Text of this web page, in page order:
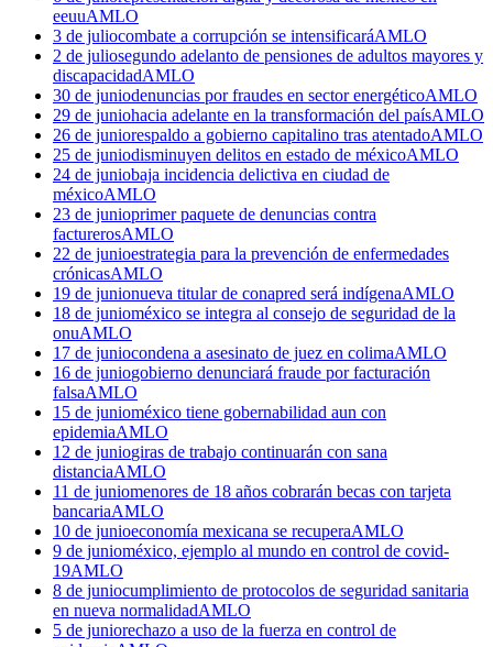
eeuuAMLO
3 de juliocombate a corrupción se intensificaráAMLO
2 de juliosegundo adelanto de pensiones de adultos mayores y
discapacidadAMLO
30 de juniodenuncias por fraudes en sector energéticoAMLO
29 de juniohacia adelante en la transformación del paísAMLO
26 de juniorespaldo a gobierno capitalino tras atentadoAMLO
25 de juniodisminuyen delitos en estado de méxicoAMLO
24 de juniobaja incidencia delictiva en ciudad de
méxicoAMLO
23 de junioprimer paquete de denuncias contra
facturerosAMLO
22 de junioestrategia para la prevención de enfermedades
crónicasAMLO
19 de junionueva titular de conapred será indígenaAMLO
18 de junioméxico se integra al consejo de seguridad de la
onuAMLO
17 de juniocondena a asesinato de juez en colimaAMLO
16 de juniogobierno denunciará fraude por facturación
falsaAMLO
15 de junioméxico tiene gobernabilidad aun con
epidemiaAMLO
12 de juniogiras de trabajo continuarán con sana
distanciaAMLO
11 de juniomenores de 18 años cobrarán becas con tarjeta
bancariaAMLO
10 de junioeconomía mexicana se recuperaAMLO
9 de junioméxico, ejemplo al mundo en control de covid-
19AMLO
8 de juniocumplimiento de protocolos de seguridad sanitaria
en nueva normalidadAMLO
5 de juniorechazo a uso de la fuerza en control de